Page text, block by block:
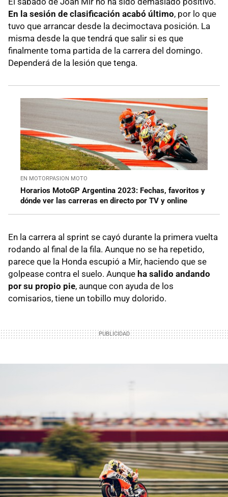
En la sesión de clasificación acabó último, por lo que
tuvo que arrancar desde la decimoctava posición. La
misma desde la que tendrá que salir si es que
finalmente toma partida de la carrera del domingo.
Dependerá de la lesión que tenga.
EN MOTORPASION MOTO
Horarios MotoGP Argentina 2023: Fechas, favoritos y
dónde ver las carreras en directo por TV y online
En la carrera al sprint se cayó durante la primera vuelta
rodando al final de la fila. Aunque no se ha repetido,
parece que la Honda escupió a Mir, haciendo que se
golpease contra el suelo. Aunque ha salido andando
por su propio pie, aunque con ayuda de los
comisarios, tiene un tobillo muy dolorido.